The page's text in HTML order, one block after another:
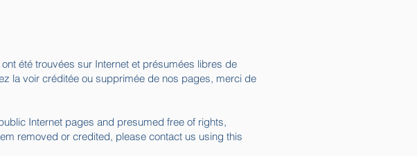
été trouvées sur Internet et présumées libres de
la voir créditée ou supprimée de nos pages, merci de
Internet pages and presumed free of rights,
removed or credited, please contact us using this